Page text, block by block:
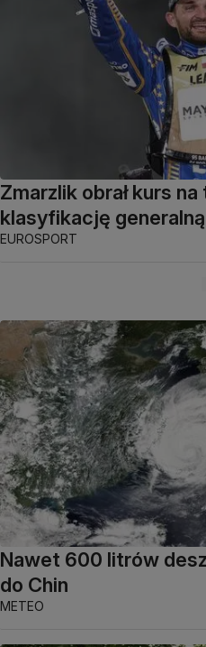
Zmarzlik obrał kurs
klasyfikację
EUROSPORT
Nawet 600 litrów
do Chin
METEO